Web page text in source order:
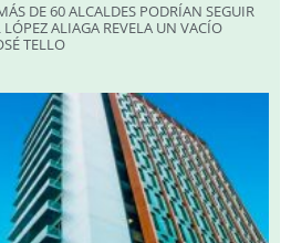
DE 60 ALCALDES PODRÍAN SEGUIR
LÓPEZ ALIAGA REVELA UN VACÍO
TELLO